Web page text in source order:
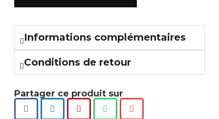
Informations complémentaires
Conditions de retour
Partager ce produit sur